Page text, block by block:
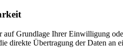
auf Grundlage Ihrer Einwilligung
direkte Übertragung der Daten